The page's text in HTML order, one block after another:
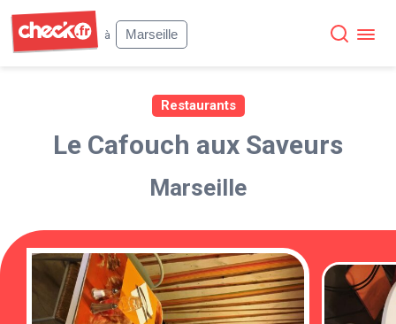
à
Marseille
Restaurants
Le Cafouch aux Saveurs
Marseille